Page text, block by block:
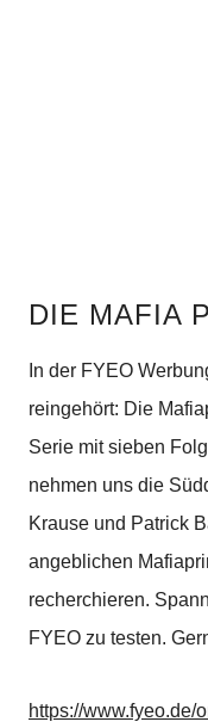
DIE MAFIA
In der FYEO
reingehört: Die
Serie mit sieben
nehmen uns die
Krause und Patrick
angeblichen
recherchieren.
FYEO zu testen.
https://www.fyeo.de/